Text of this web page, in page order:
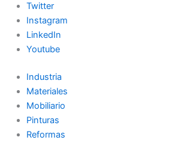
Twitter
Instagram
LinkedIn
Youtube
Industria
Materiales
Mobiliario
Pinturas
Reformas